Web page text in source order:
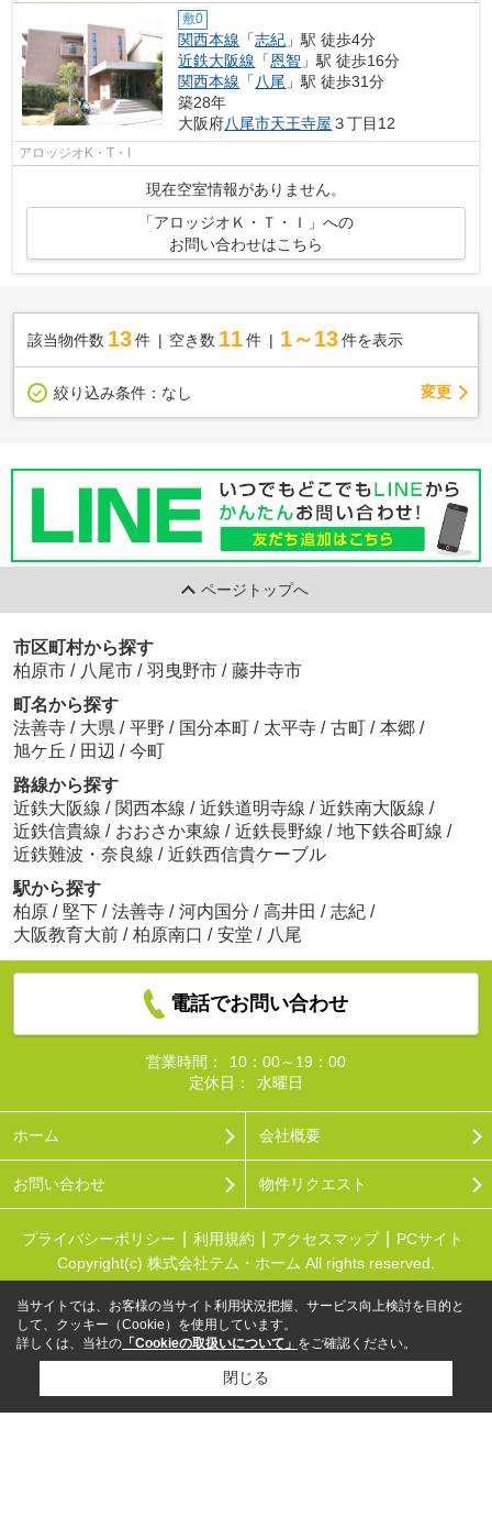
敷0
関西本線 「志紀 」駅 徒歩4分
近鉄大阪線 「恩智 」駅 徒歩16分
関西本線 「八尾 」駅 徒歩31分
築28年
大阪府八尾市天王寺屋 ３丁目12
アロッジオK・T・I
現在空室情報がありません。
「アロッジオＫ・Ｔ・Ｉ」への
お問い合わせはこちら
該当物件数 13件 空き数 11 件 1～13 件を表示
絞り込み条件： なし 変更
ページトップへ
市区町村から探す
柏原市 / 八尾市 / 羽曳野市 / 藤井寺市
町名から探す
法善寺 / 大県 / 平野 / 国分本町 / 太平寺 / 古町 / 本郷 /
旭ケ丘 / 田辺 / 今町
路線から探す
近鉄大阪線 / 関西本線 / 近鉄道明寺線 / 近鉄南大阪線 /
近鉄信貴線 / おおさか東線 / 近鉄長野線 / 地下鉄谷町線 /
近鉄難波・奈良線 / 近鉄西信貴ケーブル
駅から探す
柏原 / 堅下 / 法善寺 / 河内国分 / 高井田 / 志紀 /
大阪教育大前 / 柏原南口 / 安堂 / 八尾
電話でお問い合わせ
営業時間：
10：00～19：00
定休日：
水曜日
ホーム 会社概要
お問い合わせ 物件リクエスト
プライバシーポリシー 利用規約 アクセスマップ
PCサイト
Copyright(c) 株式会社テム・ホーム All rights reserved.
当サイトでは、お客様の当サイト利用状況把握、サービス向上検討を目的と
して、クッキー（Cookie）を使用しています。
詳しくは、当社の 「Cookieの取扱いについて」 をご確認ください。
閉じる